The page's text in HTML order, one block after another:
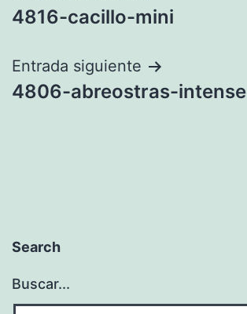
de
entradas
4816-cacillo-mini
Entrada siguiente
4806-abreostras-intense
Search
Buscar...